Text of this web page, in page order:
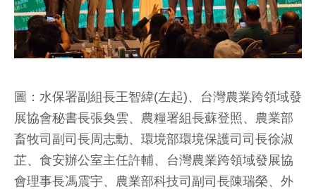
圖：水保署副組長王智緯(左起)、台灣農業跨領域發
展協會秘書長張奐雲、農糧署組長蘇登照、農業部
畜牧司副司長周志勳、環境部環境保護司司長徐淑
芷、食安辦公室主任許輔、台灣農業跨領域發展協
會理事長馮震宇、農業部科技司副司長陳瑞榮、外